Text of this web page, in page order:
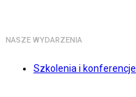
NASZE WYDARZENIA
Szkolenia i konferencje